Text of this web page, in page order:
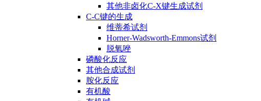
其他非卤化C-X键生成试剂
C-C键的生成
维蒂希试剂
Horner-Wadsworth-Emmons试剂
脱氧唑
磷酸化反应
其他合成试剂
胺化反应
有机酸